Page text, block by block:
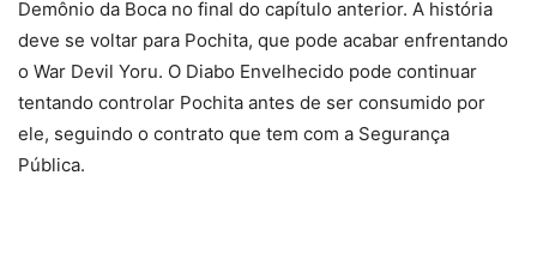
Demônio da Boca no final do capítulo anterior. A história
deve se voltar para Pochita, que pode acabar enfrentando
o War Devil Yoru. O Diabo Envelhecido pode continuar
tentando controlar Pochita antes de ser consumido por
ele, seguindo o contrato que tem com a Segurança
Pública.